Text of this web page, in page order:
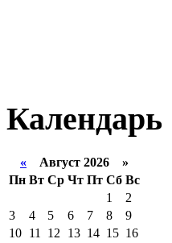
Календарь
« Август 2026 »
Пн Вт Ср Чт Пт Сб Вс
1
2
3
4 5 6 7 8
9
10 11 12 13 14 15 16